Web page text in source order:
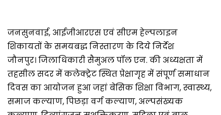
जनसुनवाई, आईजीआरएस एवं सीएम हेल्पलाइन
शिकायतों के समयबद्ध निस्तारण के दिये निर्देश
जौनपुर। जिलाधिकारी सैमुअल पॉल एन. की अध्यक्षता में
तहसील सदर में कलेक्ट्रेट स्थित प्रेक्षागृह में संपूर्ण समाधान
दिवस का आयोजन हुआ जहां बेसिक शिक्षा विभाग, स्वास्थ्य,
समाज कल्याण, पिछड़ा वर्ग कल्याण, अल्पसंख्यक